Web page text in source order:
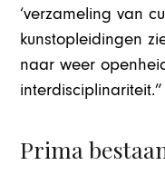
‘verzameling van
kunstopleidingen
naar weer
interdisciplinariteit.”
Prima